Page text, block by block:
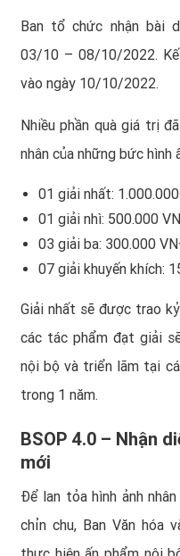
Ban tổ chức nhận bài
03/10 – 08/10/2022.
vào ngày 10/10/2022.
Nhiều phần quà giá trị
nhân của những bức hình
01 giải nhất:
01 giải nhì: 500.000
03 giải ba: 300.000
07 giải khuyến khích:
Giải nhất sẽ được trao
các tác phẩm đạt giải
nội bộ và triển lãm tại
trong 1 năm.
BSOP 4.0 – Nhận
mới
Để lan tỏa hình ảnh
chỉn chu, Ban Văn hóa